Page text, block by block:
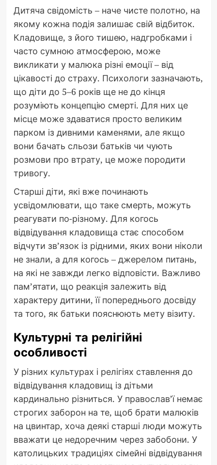
Дитяча свідомість – наче чисте полотно, на
якому кожна подія залишає свій відбиток.
Кладовище, з його тишею, надгробками і
часто сумною атмосферою, може
викликати у малюка різні емоції – від
цікавості до страху. Психологи зазначають,
що діти до 5–6 років ще не до кінця
розуміють концепцію смерті. Для них це
місце може здаватися просто великим
парком із дивними каменями, але якщо
вони бачать сльози батьків чи чують
розмови про втрату, це може породити
тривогу.
Старші діти, які вже починають
усвідомлювати, що таке смерть, можуть
реагувати по-різному. Для когось
відвідування кладовища стає способом
відчути зв’язок із рідними, яких вони ніколи
не знали, а для когось – джерелом питань,
на які не завжди легко відповісти. Важливо
пам’ятати, що реакція залежить від
характеру дитини, її попереднього досвіду
та того, як батьки пояснюють мету візиту.
Культурні та релігійні
особливості
У різних культурах і релігіях ставлення до
відвідування кладовищ із дітьми
кардинально різниться. У православ’ї немає
строгих заборон на те, щоб брати малюків
на цвинтар, хоча деякі старші люди можуть
вважати це недоречним через забобони. У
католицьких традиціях сімейні відвідування